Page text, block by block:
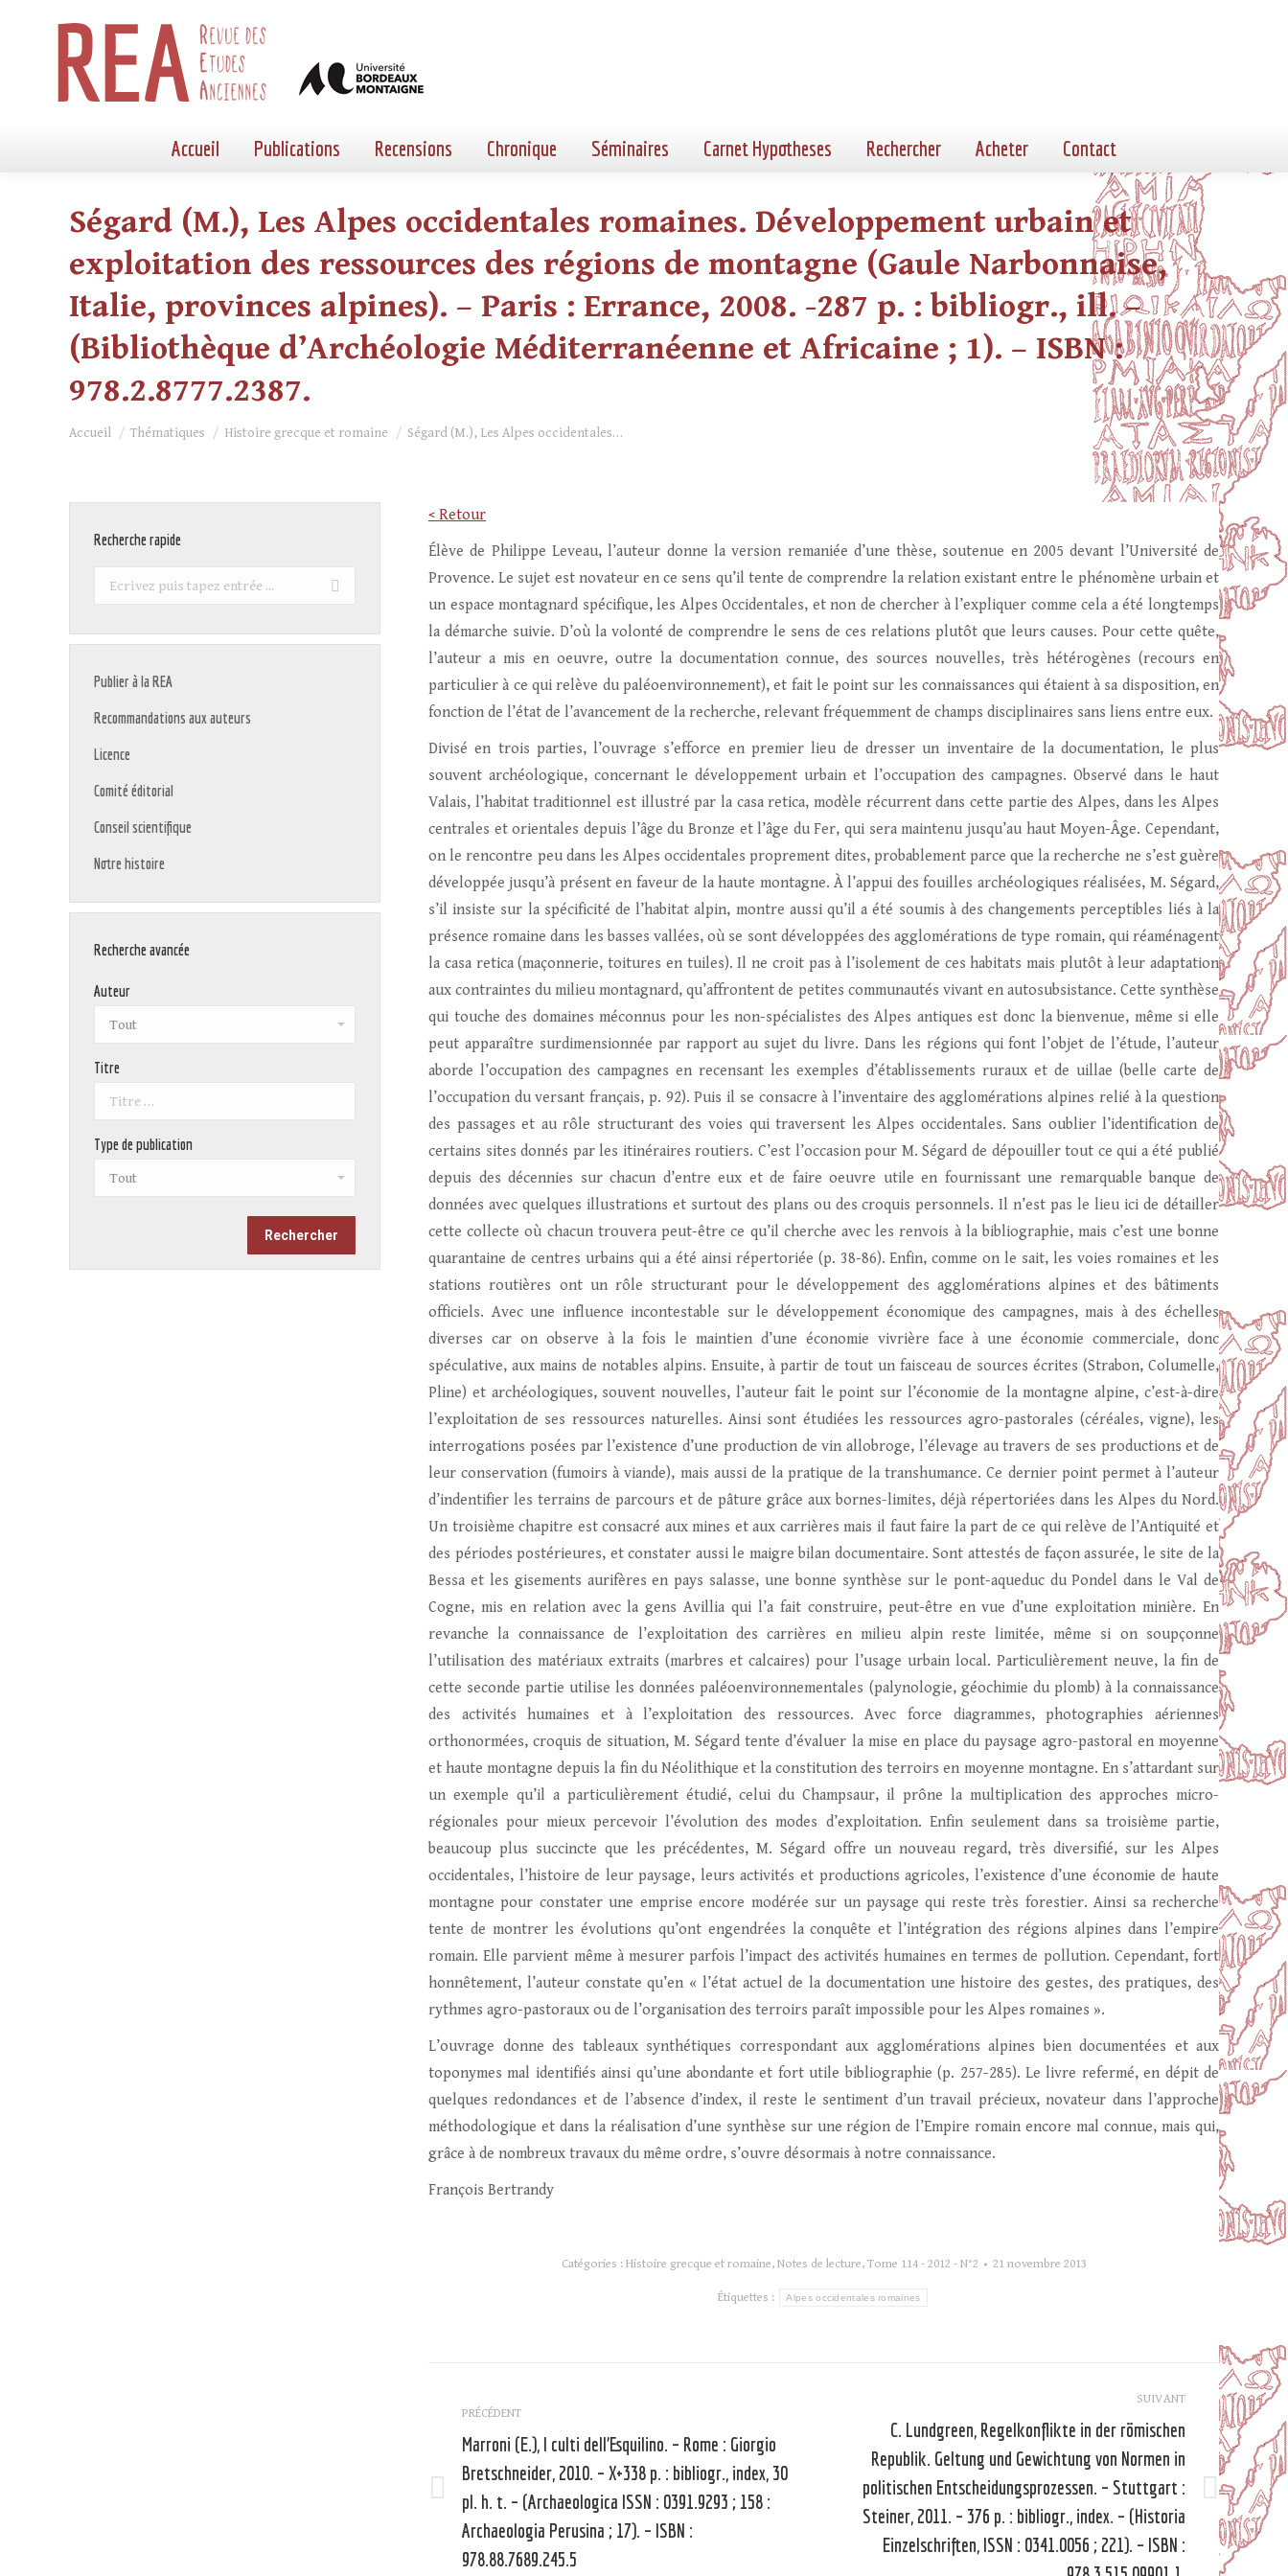
Accueil Publications Recensions Chronique Séminaires Carnet Hypotheses Rechercher Acheter Contact
Ségard (M.), Les Alpes occidentales romaines. Développement urbain et
exploitation des ressources des régions de montagne (Gaule Narbonnaise,
Italie, provinces alpines). – Paris : Errance, 2008. -287 p. : bibliogr., ill. –
(Bibliothèque d’Archéologie Méditerranéenne et Africaine ; 1). – ISBN :
978.2.8777.2387.
Vous êtes ici :
Accueil Thématiques Histoire grecque et romaine Ségard (M.), Les Alpes occidentales…
< Retour
Élève de Philippe Leveau, l’auteur donne la version remaniée d’une thèse, soutenue en 2005 devant l’Université de
Provence. Le sujet est novateur en ce sens qu’il tente de comprendre la relation existant entre le phénomène urbain et
un espace montagnard spécifique, les Alpes Occidentales, et non de chercher à l’expliquer comme cela a été longtemps
la démarche suivie. D’où la volonté de comprendre le sens de ces relations plutôt que leurs causes. Pour cette quête,
l’auteur a mis en oeuvre, outre la documentation connue, des sources nouvelles, très hétérogènes (recours en
particulier à ce qui relève du paléoenvironnement), et fait le point sur les connaissances qui étaient à sa disposition, en
fonction de l’état de l’avancement de la recherche, relevant fréquemment de champs disciplinaires sans liens entre eux.
Divisé en trois parties, l’ouvrage s’efforce en premier lieu de dresser un inventaire de la documentation, le plus
souvent archéologique, concernant le développement urbain et l’occupation des campagnes. Observé dans le haut
Valais, l’habitat traditionnel est illustré par la casa retica, modèle récurrent dans cette partie des Alpes, dans les Alpes
centrales et orientales depuis l’âge du Bronze et l’âge du Fer, qui sera maintenu jusqu’au haut Moyen-Âge. Cependant,
on le rencontre peu dans les Alpes occidentales proprement dites, probablement parce que la recherche ne s’est guère
développée jusqu’à présent en faveur de la haute montagne. À l’appui des fouilles archéologiques réalisées, M. Ségard,
s’il insiste sur la spécificité de l’habitat alpin, montre aussi qu’il a été soumis à des changements perceptibles liés à la
présence romaine dans les basses vallées, où se sont développées des agglomérations de type romain, qui réaménagent
la casa retica (maçonnerie, toitures en tuiles). Il ne croit pas à l’isolement de ces habitats mais plutôt à leur adaptation
aux contraintes du milieu montagnard, qu’affrontent de petites communautés vivant en autosubsistance. Cette synthèse
qui touche des domaines méconnus pour les non-spécialistes des Alpes antiques est donc la bienvenue, même si elle
peut apparaître surdimensionnée par rapport au sujet du livre. Dans les régions qui font l’objet de l’étude, l’auteur
aborde l’occupation des campagnes en recensant les exemples d’établissements ruraux et de uillae (belle carte de
l’occupation du versant français, p. 92). Puis il se consacre à l’inventaire des agglomérations alpines relié à la question
des passages et au rôle structurant des voies qui traversent les Alpes occidentales. Sans oublier l’identification de
certains sites donnés par les itinéraires routiers. C’est l’occasion pour M. Ségard de dépouiller tout ce qui a été publié
depuis des décennies sur chacun d’entre eux et de faire oeuvre utile en fournissant une remarquable banque de
données avec quelques illustrations et surtout des plans ou des croquis personnels. Il n’est pas le lieu ici de détailler
cette collecte où chacun trouvera peut-être ce qu’il cherche avec les renvois à la bibliographie, mais c’est une bonne
quarantaine de centres urbains qui a été ainsi répertoriée (p. 38-86). Enfin, comme on le sait, les voies romaines et les
stations routières ont un rôle structurant pour le développement des agglomérations alpines et des bâtiments
officiels. Avec une influence incontestable sur le développement économique des campagnes, mais à des échelles
diverses car on observe à la fois le maintien d’une économie vivrière face à une économie commerciale, donc
spéculative, aux mains de notables alpins. Ensuite, à partir de tout un faisceau de sources écrites (Strabon, Columelle,
Pline) et archéologiques, souvent nouvelles, l’auteur fait le point sur l’économie de la montagne alpine, c’est-à-dire
l’exploitation de ses ressources naturelles. Ainsi sont étudiées les ressources agro-pastorales (céréales, vigne), les
interrogations posées par l’existence d’une production de vin allobroge, l’élevage au travers de ses productions et de
leur conservation (fumoirs à viande), mais aussi de la pratique de la transhumance. Ce dernier point permet à l’auteur
d’indentifier les terrains de parcours et de pâture grâce aux bornes-limites, déjà répertoriées dans les Alpes du Nord.
Un troisième chapitre est consacré aux mines et aux carrières mais il faut faire la part de ce qui relève de l’Antiquité et
des périodes postérieures, et constater aussi le maigre bilan documentaire. Sont attestés de façon assurée, le site de la
Bessa et les gisements aurifères en pays salasse, une bonne synthèse sur le pont-aqueduc du Pondel dans le Val de
Cogne, mis en relation avec la gens Avillia qui l’a fait construire, peut-être en vue d’une exploitation minière. En
revanche la connaissance de l’exploitation des carrières en milieu alpin reste limitée, même si on soupçonne
l’utilisation des matériaux extraits (marbres et calcaires) pour l’usage urbain local. Particulièrement neuve, la fin de
cette seconde partie utilise les données paléoenvironnementales (palynologie, géochimie du plomb) à la connaissance
des activités humaines et à l’exploitation des ressources. Avec force diagrammes, photographies aériennes
orthonormées, croquis de situation, M. Ségard tente d’évaluer la mise en place du paysage agro-pastoral en moyenne
et haute montagne depuis la fin du Néolithique et la constitution des terroirs en moyenne montagne. En s’attardant sur
un exemple qu’il a particulièrement étudié, celui du Champsaur, il prône la multiplication des approches micro-
régionales pour mieux percevoir l’évolution des modes d’exploitation. Enfin seulement dans sa troisième partie,
beaucoup plus succincte que les précédentes, M. Ségard offre un nouveau regard, très diversifié, sur les Alpes
occidentales, l’histoire de leur paysage, leurs activités et productions agricoles, l’existence d’une économie de haute
montagne pour constater une emprise encore modérée sur un paysage qui reste très forestier. Ainsi sa recherche
tente de montrer les évolutions qu’ont engendrées la conquête et l’intégration des régions alpines dans l’empire
romain. Elle parvient même à mesurer parfois l’impact des activités humaines en termes de pollution. Cependant, fort
honnêtement, l’auteur constate qu’en « l’état actuel de la documentation une histoire des gestes, des pratiques, des
rythmes agro-pastoraux ou de l’organisation des terroirs paraît impossible pour les Alpes romaines ».
L’ouvrage donne des tableaux synthétiques correspondant aux agglomérations alpines bien documentées et aux
toponymes mal identifiés ainsi qu’une abondante et fort utile bibliographie (p. 257-285). Le livre refermé, en dépit de
quelques redondances et de l’absence d’index, il reste le sentiment d’un travail précieux, novateur dans l’approche
méthodologique et dans la réalisation d’une synthèse sur une région de l’Empire romain encore mal connue, mais qui,
grâce à de nombreux travaux du même ordre, s’ouvre désormais à notre connaissance.
François Bertrandy
Catégories : Histoire grecque et romaine, Notes de lecture, Tome 114 - 2012 - N°2 21 novembre 2013
Étiquettes : Alpes occidentales romaines
article
PRÉCÉDENT
Article
précédent
:
Marroni (E.), I culti dell’Esquilino. – Rome : Giorgio
Bretschneider, 2010. – X+338 p. : bibliogr., index, 30
pl. h. t. – (Archaeologica ISSN : 0391.9293 ; 158 :
Archaeologia Perusina ; 17). – ISBN :
978.88.7689.245.5
SUIVANT
Article
suivant
C. Lundgreen, Regelkonflikte in der römischen
Republik. Geltung und Gewichtung von Normen in
politischen Entscheidungsprozessen. – Stuttgart :
Steiner, 2011. – 376 p. : bibliogr., index. – (Historia
Einzelschriften, ISSN : 0341.0056 ; 221). – ISBN :
Recherche rapide
Recherche
Publier à la REA
Recommandations aux auteurs
Licence
Comité éditorial
Conseil scientifique
Notre histoire
Recherche avancée
Auteur
Titre
Type de publication